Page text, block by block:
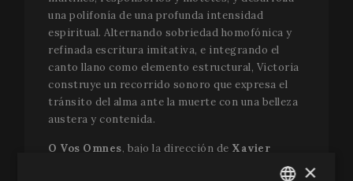
una polifonía de una profunda intensidad
espiritual. Alternando sobriedad homofónica y
refinada escritura imitativa, e integrando el
canto llano como elemento estructural, Victoria
construye un recorrido sonoro que expresa el
tránsito del alma ante la muerte con una belleza
austera y contenida.
O Vos Omnes, bajo la dirección de Xavier
×